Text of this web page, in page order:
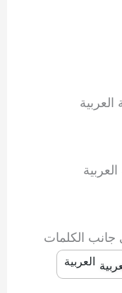
جانب الكلمات
والثقة.
العربية